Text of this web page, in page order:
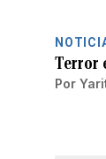
Terror
Por